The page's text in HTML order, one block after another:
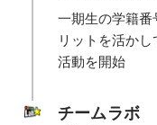
一期生の学籍番
リットを活か
活動を開始
チームラボ